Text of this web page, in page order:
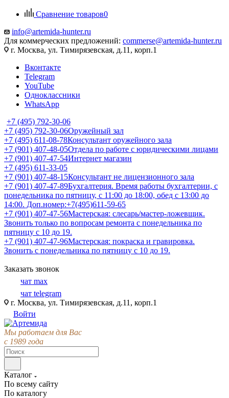
Сравнение товаров0
info@artemida-hunter.ru
Для коммерческих предложений: commerse@artemida-hunter.ru
г. Москва, ул. Тимирязевская, д.11, корп.1
Вконтакте
Telegram
YouTube
Одноклассники
WhatsApp
+7 (495) 792-30-06
+7 (495) 792-30-06Оружейный зал
+7 (495) 611-08-78Консультант оружейного зала
+7 (901) 407-48-05Отдела по работе с юридическими лицами
+7 (901) 407-47-54Интернет магазин
+7 (495) 611-33-05
+7 (901) 407-48-15Консультант не лицензионного зала
+7 (901) 407-47-89Бухгалтерия. Время работы бухгалтерии, с
понедельника по пятницу, с 11:00 до 18:00, обед с 13:00 до
14:00. Доп.номер:+7(495)611-59-65
+7 (901) 407-47-56Мастерская: слесарь/мастер-ложевщик.
Звонить только по вопросам ремонта с понедельника по
пятницу с 10 до 19.
+7 (901) 407-47-96Мастерская: покраска и гравировка.
Звонить с понедельника по пятницу с 10 до 19.
Заказать звонок
чат max
чат telegram
г. Москва, ул. Тимирязевская, д.11, корп.1
Войти
Мы работаем для Вас
с 1989 года
Каталог
По всему сайту
По каталогу